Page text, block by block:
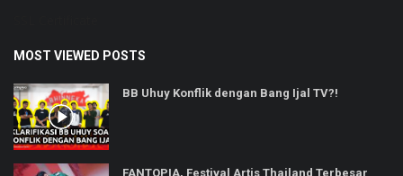
MOST VIEWED POSTS
BB Uhuy Konflik dengan Bang Ijal TV?!
FANTOPIA, Festival Artis Thailand Terbesar